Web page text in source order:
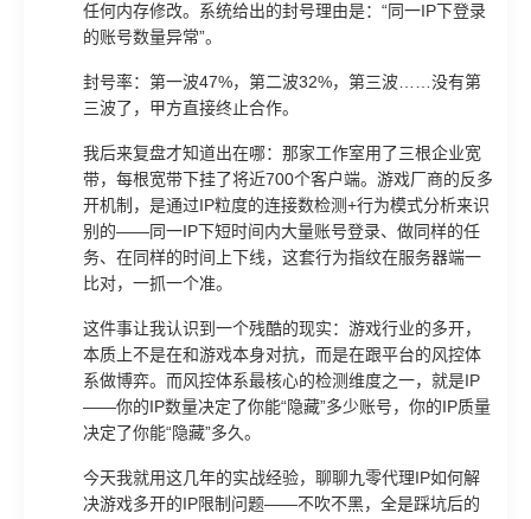
任何内存修改。系统给出的封号理由是：“同一IP下登录
的账号数量异常”。
封号率：第一波47%，第二波32%，第三波……没有第
三波了，甲方直接终止合作。
我后来复盘才知道出在哪：那家工作室用了三根企业宽
带，每根宽带下挂了将近700个客户端。游戏厂商的反多
开机制，是通过IP粒度的连接数检测+行为模式分析来识
别的——同一IP下短时间内大量账号登录、做同样的任
务、在同样的时间上下线，这套行为指纹在服务器端一
比对，一抓一个准。
这件事让我认识到一个残酷的现实：游戏行业的多开，
本质上不是在和游戏本身对抗，而是在跟平台的风控体
系做博弈。而风控体系最核心的检测维度之一，就是IP
——你的IP数量决定了你能“隐藏”多少账号，你的IP质量
决定了你能“隐藏”多久。
今天我就用这几年的实战经验，聊聊九零代理IP如何解
决游戏多开的IP限制问题——不吹不黑，全是踩坑后的